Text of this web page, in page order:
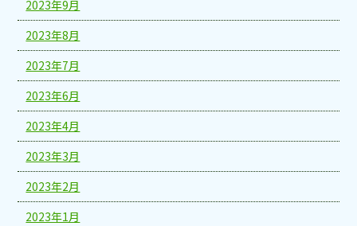
2023年9月
2023年8月
2023年7月
2023年6月
2023年4月
2023年3月
2023年2月
2023年1月